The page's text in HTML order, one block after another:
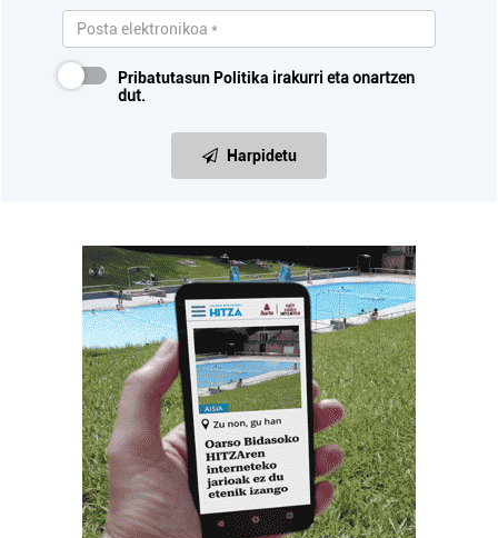
Pribatutasun Politika irakurri eta onartzen
dut.
Harpidetu